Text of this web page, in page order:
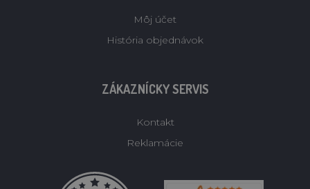
Môj účet
História objednávok
ZÁKAZNÍCKY SERVIS
Kontakt
Reklamácie